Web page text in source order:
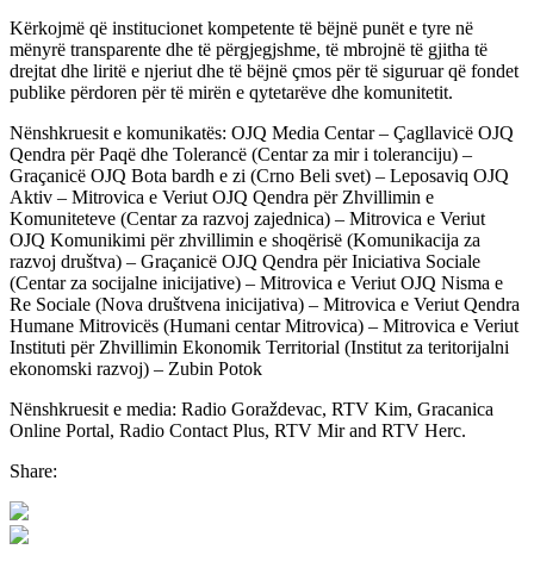
Kërkojmë që institucionet kompetente të bëjnë punët e tyre në
mënyrë transparente dhe të përgjegjshme, të mbrojnë të gjitha të
drejtat dhe liritë e njeriut dhe të bëjnë çmos për të siguruar që fondet
publike përdoren për të mirën e qytetarëve dhe komunitetit.
Nënshkruesit e komunikatës: OJQ Media Centar – Çagllavicë OJQ
Qendra për Paqë dhe Tolerancë (Centar za mir i toleranciju) –
Graçanicë OJQ Bota bardh e zi (Crno Beli svet) – Leposaviq OJQ
Aktiv – Mitrovica e Veriut OJQ Qendra për Zhvillimin e
Komuniteteve (Centar za razvoj zajednica) – Mitrovica e Veriut
OJQ Komunikimi për zhvillimin e shoqërisë (Komunikacija za
razvoj društva) – Graçanicë OJQ Qendra për Iniciativa Sociale
(Centar za socijalne inicijative) – Mitrovica e Veriut OJQ Nisma e
Re Sociale (Nova društvena inicijativa) – Mitrovica e Veriut Qendra
Humane Mitrovicës (Humani centar Mitrovica) – Mitrovica e Veriut
Instituti për Zhvillimin Ekonomik Territorial (Institut za teritorijalni
ekonomski razvoj) – Zubin Potok
Nënshkruesit e media: Radio Goraždevac, RTV Kim, Gracanica
Online Portal, Radio Contact Plus, RTV Mir and RTV Herc.
Share: